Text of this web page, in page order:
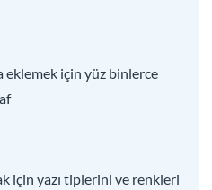
eklemek için yüz binlerce
için yazı tiplerini ve renkleri